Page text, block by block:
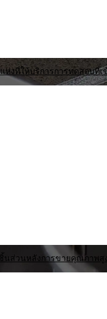
แห่งที่ให้บริการการทดสอบ
นส่วนหลังการขายคุณภาพสู